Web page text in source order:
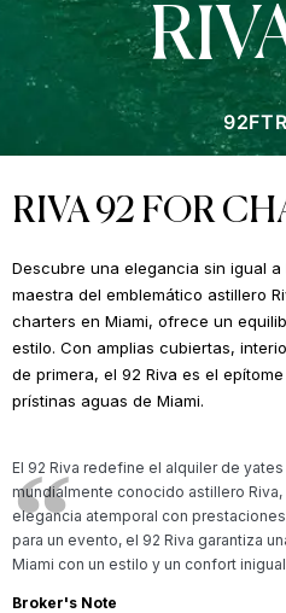
92FT
RIVA 92 FOR
Descubre una elegancia sin igual
maestra del emblemático astillero
charters en Miami, ofrece un
estilo. Con amplias cubiertas,
de primera, el 92 Riva es el
prístinas aguas de Miami.
El 92 Riva redefine el alquiler de
mundialmente conocido astillero
elegancia atemporal con
para un evento, el 92 Riva garantiza
Miami con un estilo y un confort
Broker's Note